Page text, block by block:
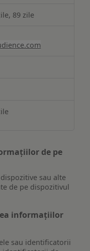
89 zile
de pe
sau alte
de pe dispozitivul
informațiilor
sau identificatorii